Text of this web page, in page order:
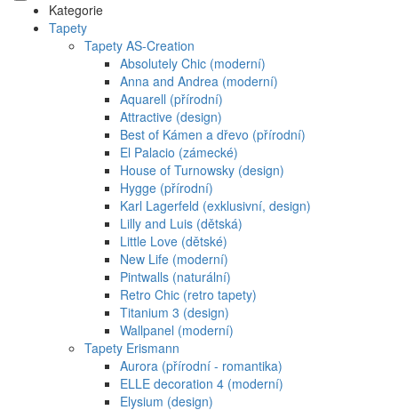
Kategorie
Tapety
Tapety AS-Creation
Absolutely Chic (moderní)
Anna and Andrea (moderní)
Aquarell (přírodní)
Attractive (design)
Best of Kámen a dřevo (přírodní)
El Palacio (zámecké)
House of Turnowsky (design)
Hygge (přírodní)
Karl Lagerfeld (exklusivní, design)
Lilly and Luis (dětská)
Little Love (dětské)
New Life (moderní)
Pintwalls (naturální)
Retro Chic (retro tapety)
Titanium 3 (design)
Wallpanel (moderní)
Tapety Erismann
Aurora (přírodní - romantika)
ELLE decoration 4 (moderní)
Elysium (design)